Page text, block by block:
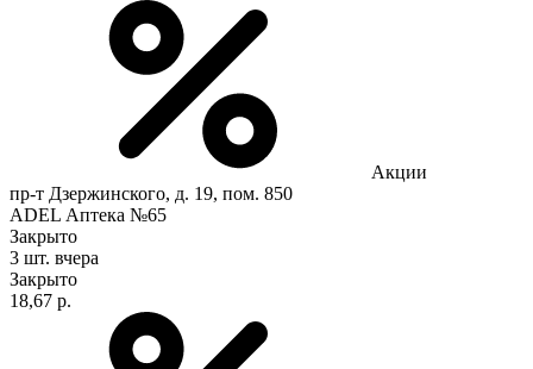
Акции
пр-т Дзержинского, д. 19, пом. 850
ADEL Аптека №65
Закрыто
3 шт. вчера
Закрыто
18,67 р.